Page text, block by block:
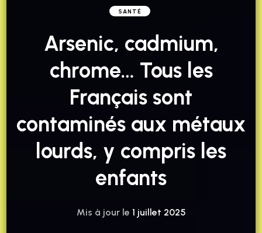
SANTÉ
Arsenic, cadmium,
chrome… Tous les
Français sont
contaminés aux métaux
lourds, y compris les
enfants
Mis à jour le 1 juillet 2025